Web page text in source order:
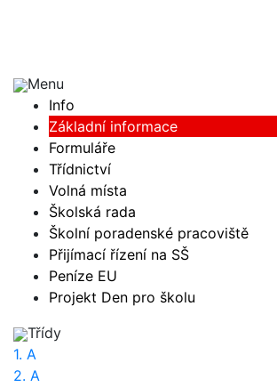
Menu
Info
Základní informace
Formuláře
Třídnictví
Volná místa
Školská rada
Školní poradenské pracoviště
Přijímací řízení na SŠ
Peníze EU
Projekt Den pro školu
Třídy
1. A
2. A